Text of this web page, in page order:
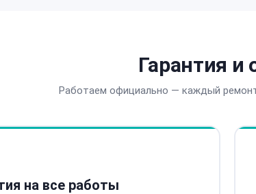
Гарантия и
Работаем официально — каждый
на все работы